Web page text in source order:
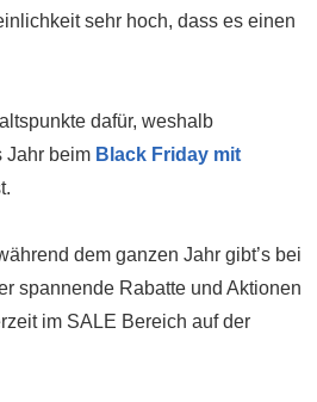
sehr hoch, dass es einen
dafür, weshalb
Jahr beim Black Friday mit
dem ganzen Jahr gibt’s bei
spannende Rabatte und Aktionen
im SALE Bereich auf der